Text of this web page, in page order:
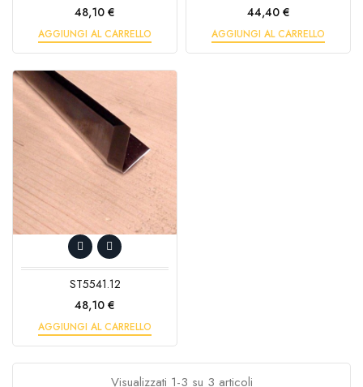
Prezzo
48,10 €
AGGIUNGI AL CARRELLO
Prezzo
44,40 €
AGGIUNGI AL CARRELLO
ST5541.12
Prezzo
48,10 €
AGGIUNGI AL CARRELLO
Visualizzati 1-3 su 3 articoli